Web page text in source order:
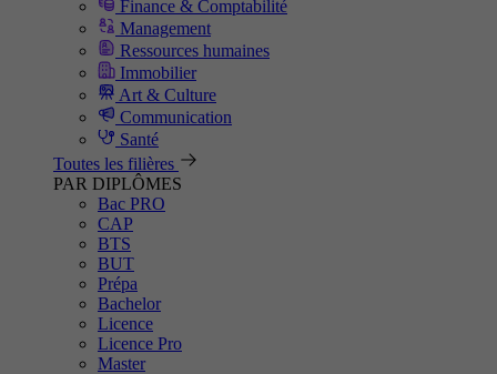
Finance & Comptabilité
Management
Ressources humaines
Immobilier
Art & Culture
Communication
Santé
Toutes les filières
PAR DIPLÔMES
Bac PRO
CAP
BTS
BUT
Prépa
Bachelor
Licence
Licence Pro
Master